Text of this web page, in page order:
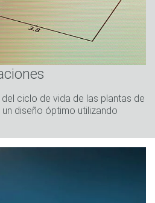
ciclo de vida de las plantas de
diseño óptimo utilizando